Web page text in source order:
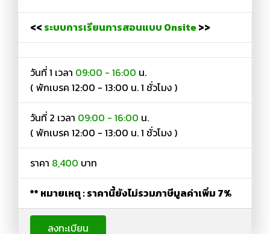
<< ระบบการเรียนการสอนแบบ Onsite >>
วันที่ 1 เวลา 09:00 - 16:00 น.
( พักเบรค 12:00 - 13:00 น. 1 ชั่วโมง )
วันที่ 2 เวลา 09:00 - 16:00 น.
( พักเบรค 12:00 - 13:00 น. 1 ชั่วโมง )
ราคา 8,400 บาท
** หมายเหตุ : ราคานี้ยังไม่รวมภาษีมูลค่าเพิ่ม 7%
ลงทะเบียน